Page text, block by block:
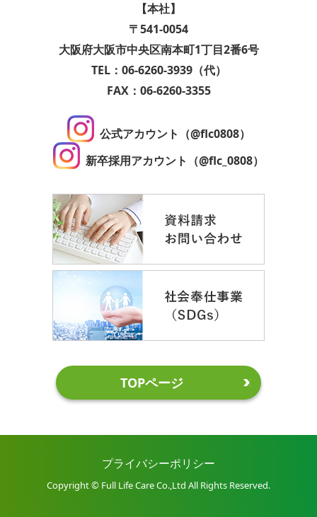
【本社】
〒541-0054
大阪府大阪市中央区南本町1丁目2番6号
TEL：06-6260-3939（代）
FAX：06-6260-3355
公式アカウント（@flc0808）
新卒採用アカウント（@flc_0808）
TOPページ
プライバシーポリシー
Copyright © Full Life Care Co.,Ltd All Rights Reserved.